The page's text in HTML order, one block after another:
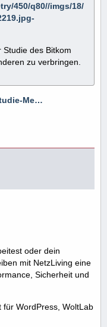
450/q80//imgs/18/
des Bitkom
zu verbringen.
Me…
oder dein
mit NetzLiving eine
Sicherheit und
WordPress, WoltLab